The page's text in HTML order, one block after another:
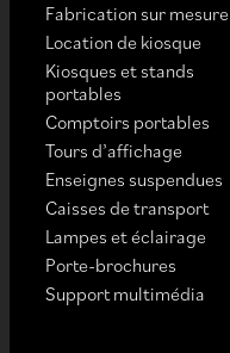
Fabrication sur mesure
Location de kiosque
Kiosques et stands
portables
Comptoirs portables
Tours d’affichage
Enseignes suspendues
Caisses de transport
Lampes et éclairage
Porte-brochures
Support multimédia